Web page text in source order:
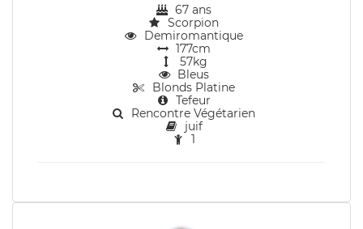
67 ans
Scorpion
Demiromantique
177cm
57kg
Bleus
Blonds Platine
Tefeur
Rencontre Végétarien
juif
1